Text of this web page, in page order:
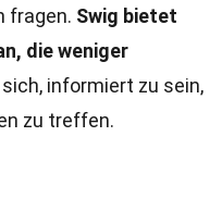
fragen. Swig bietet
die weniger
informiert zu sein,
zu treffen.